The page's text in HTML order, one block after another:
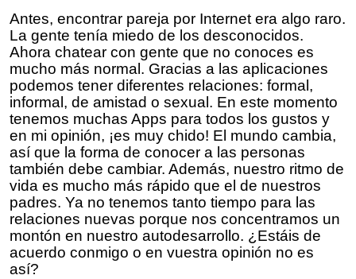
Antes, encontrar pareja por Internet era algo raro.
La gente tenía miedo de los desconocidos.
Ahora chatear con gente que no conoces es
mucho más normal. Gracias a las aplicaciones
podemos tener diferentes relaciones: formal,
informal, de amistad o sexual. En este momento
tenemos muchas Apps para todos los gustos y
en mi opinión, ¡es muy chido! El mundo cambia,
así que la forma de conocer a las personas
también debe cambiar. Además, nuestro ritmo de
vida es mucho más rápido que el de nuestros
padres. Ya no tenemos tanto tiempo para las
relaciones nuevas porque nos concentramos un
montón en nuestro autodesarrollo. ¿Estáis de
acuerdo conmigo o en vuestra opinión no es
así?